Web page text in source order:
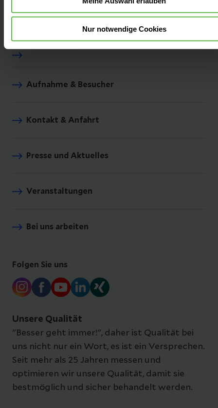
Nur notwendige Cookies
Aufnahme & Besucher
Kontakt & Anfahrt
Presse und Aktuelles
Veranstaltungen
Bei uns arbeiten
Folgen Sie uns
Unsere Qualität
"Besser geht immer!", daher ist Qualität bei
uns nicht nur ein Wort, es ist ein Versprechen.
Seit mehr als 25 Jahren messen und
optimieren wir unsere Qualität, damit sie
bestmöglich und sicher behandelt werden.